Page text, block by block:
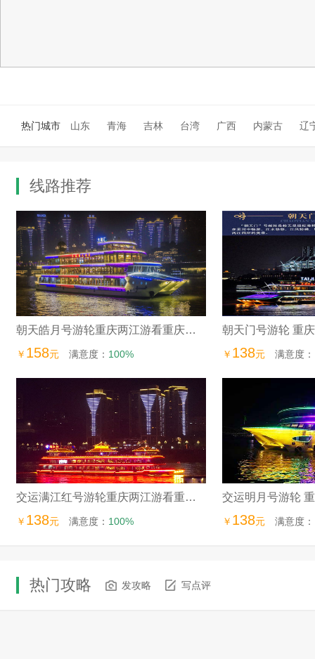
热门城市 山东 青海 吉林 台湾 广西 内蒙古 辽
线路推荐
朝天皓月号游轮重庆两江游看重庆两江夜景
￥ 158元 满意度： 100% ￥ 138元 满意度：
交运满江红号游轮重庆两江游看重庆两江夜景
￥ 138元 满意度： 100% ￥ 138元 满意度：
热门攻略 发攻略 写点评